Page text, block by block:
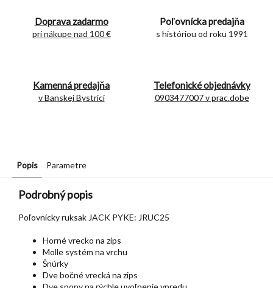
Doprava zadarmo
pri nákupe nad 100 €
Poľovnícka predajňa
s históriou od roku 1991
Kamenná predajňa
v Banskej Bystrici
Telefonické objednávky
0903477007 v prac.dobe
Popis Parametre
Podrobný popis
Poľovnícky ruksak JACK PYKE: JRUC25
Horné vrecko na zips
Molle systém na vrchu
Šnúrky
Dve bočné vrecká na zips